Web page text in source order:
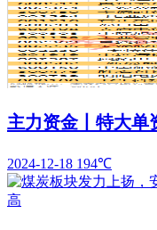
主力资金丨特大单
2024-12-18 194℃